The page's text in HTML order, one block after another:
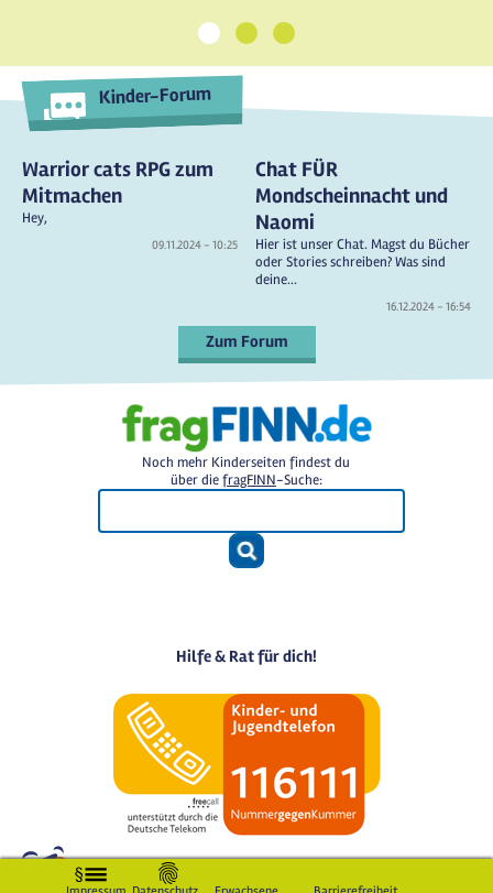
1 2 3
Kinder-Forum
Warrior cats RPG zum
Mitmachen
Hey,
09.11.2024 - 10:25
Chat FÜR
Mondscheinnacht und
Naomi
Hier ist unser Chat. Magst du Bücher
oder Stories schreiben? Was sind
deine...
16.12.2024 - 16:54
Zum Forum
Noch mehr Kinderseiten findest du
über diefragFINN-Suche:
Hilfe & Rat für dich!